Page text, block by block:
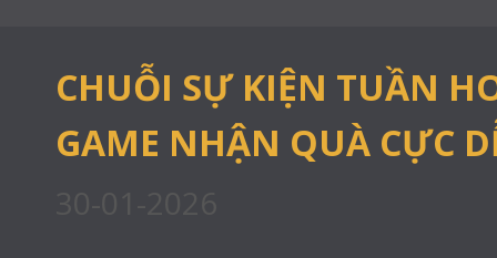
CHUỖI SỰ KIỆN TUẦN
GAME NHẬN QUÀ CỰC